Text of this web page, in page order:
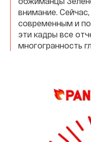
внимание.
современным и
эти кадры все
многогранность